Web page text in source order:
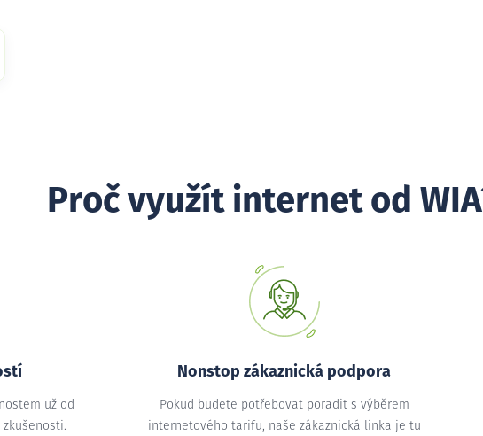
Proč využít internet od
už od
Nonstop zákaznická podpora
Pokud budete potřebovat poradit s výběrem
internetového tarifu, naše zákaznická linka je tu